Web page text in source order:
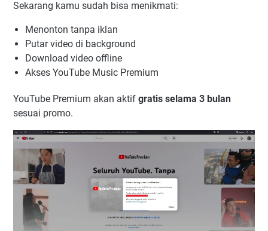
Sekarang kamu sudah bisa menikmati:
Menonton tanpa iklan
Putar video di background
Download video offline
Akses YouTube Music Premium
YouTube Premium akan aktif gratis selama 3 bulan
sesuai promo.